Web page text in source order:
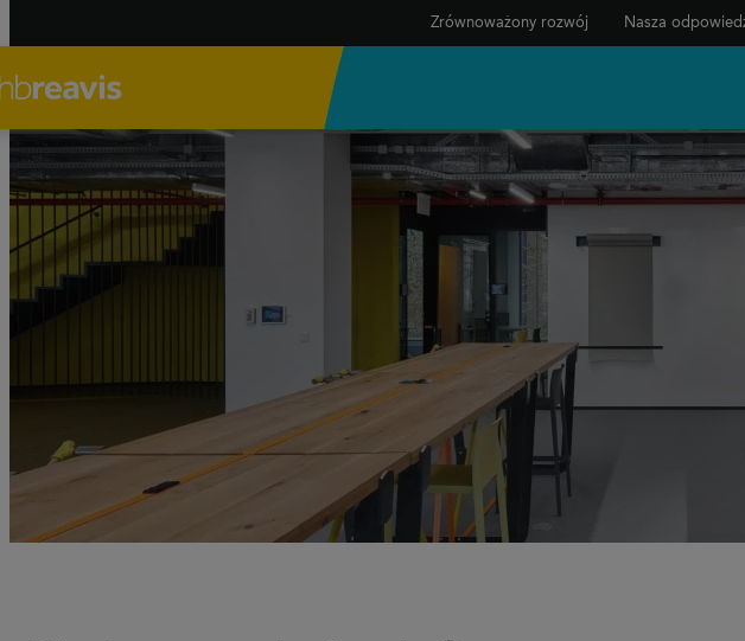
Zrównoważony rozwój Nasza